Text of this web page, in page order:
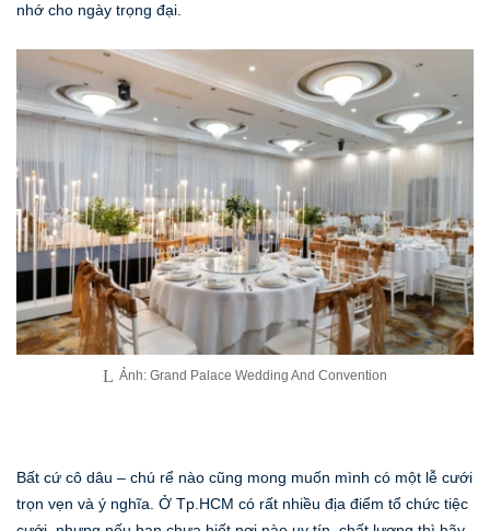
nhớ cho ngày trọng đại.
Ảnh: Grand Palace Wedding And Convention
Bất cứ cô dâu – chú rể nào cũng mong muốn mình có một lễ cưới
trọn vẹn và ý nghĩa. Ở Tp.HCM có rất nhiều địa điểm tổ chức tiệc